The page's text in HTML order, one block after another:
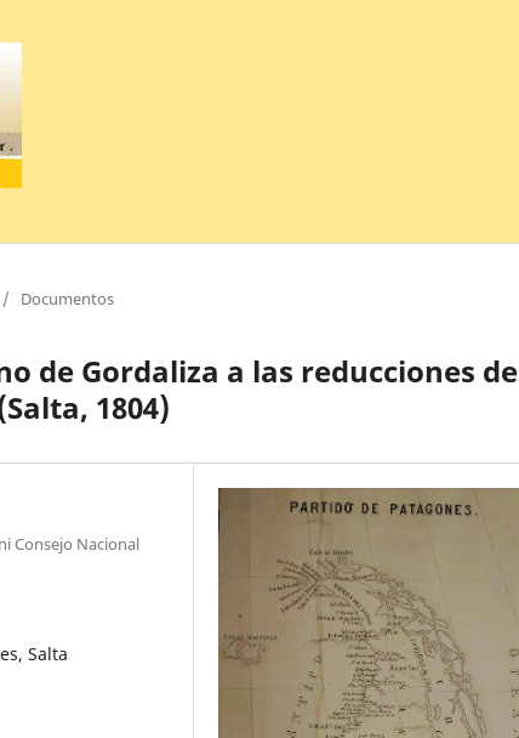
/ Documentos
de Gordaliza a las reducciones de
1804)
Consejo Nacional
Salta